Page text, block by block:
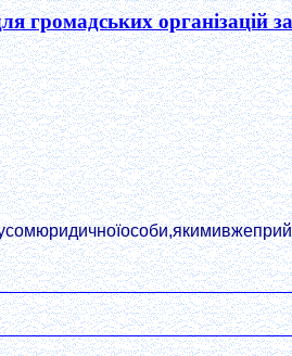
громадських організацій